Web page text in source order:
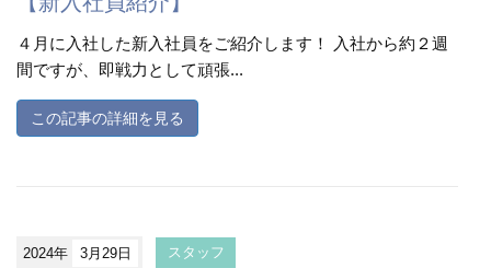
４月に入社した新入社員をご紹介します！ 入社から約２週
間ですが、即戦力として頑張...
この記事の詳細を見る
2024年 3月29日 スタッフ